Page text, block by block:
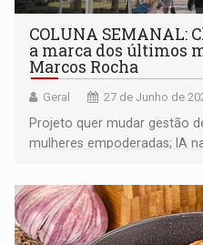
COLUNA SEMANAL:
a marca dos últimos
Marcos Rocha
Geral 27 de Junho de
Projeto quer mudar gestão
mulheres empoderadas; IA